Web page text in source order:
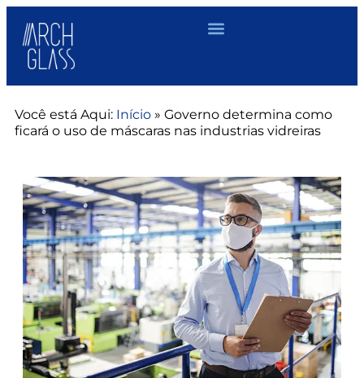
Você está Aqui: Início » Governo determina como
ficará o uso de máscaras nas industrias vidreiras